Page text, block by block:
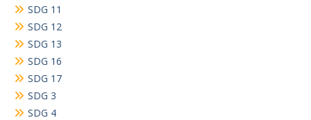
SDG 11
SDG 12
SDG 13
SDG 16
SDG 17
SDG 3
SDG 4